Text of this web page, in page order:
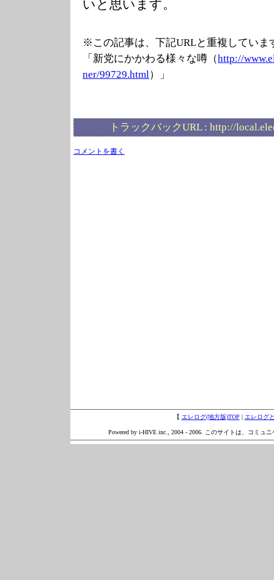
いと思います。
※この記事は、下記URLと重複していま
「新党にかかわる様々な噂（http://
ner/99729.html ）」
トラックバックURL : http://
コメントを書く
【 エレログ(地方版)TOP | エレログ
Powered by i-HIVE inc., 2004 - 2006. このサイトは、コミュ